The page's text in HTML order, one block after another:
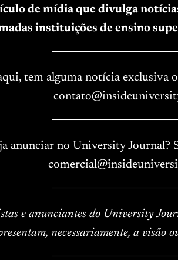
de mídia que divulga
instituições de ensino
tem alguma notícia
anunciar no University
e anunciantes do University
necessariamente, a visão